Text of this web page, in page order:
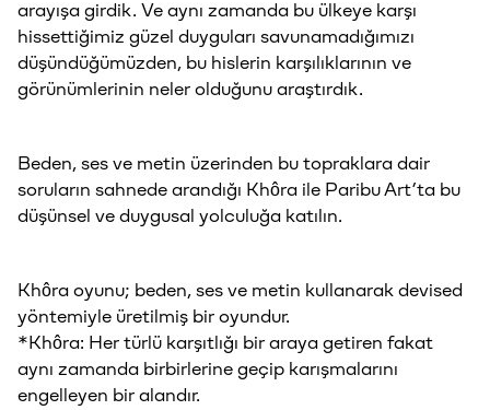
arayışa girdik. Ve aynı zamanda bu ülkeye karşı
hissettiğimiz güzel duyguları savunamadığımızı
düşündüğümüzden, bu hislerin karşılıklarının ve
görünümlerinin neler olduğunu araştırdık.
Beden, ses ve metin üzerinden bu topraklara dair
soruların sahnede arandığı Khôra ile Paribu Art’ta bu
düşünsel ve duygusal yolculuğa katılın.
Khôra oyunu; beden, ses ve metin kullanarak devised
yöntemiyle üretilmiş bir oyundur.
*Khôra: Her türlü karşıtlığı bir araya getiren fakat
aynı zamanda birbirlerine geçip karışmalarını
engelleyen bir alandır.